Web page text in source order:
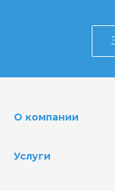
О компании
Услуги